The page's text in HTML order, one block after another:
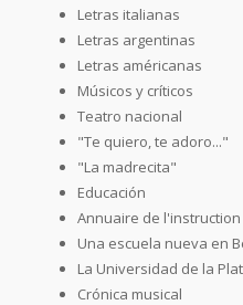
Letras italianas
Letras argentinas
Letras américanas
Músicos y críticos
Teatro nacional
"Te quiero, te adoro..."
"La madrecita"
Educación
Annuaire de
Una escuela nueva en
La Universidad de la
Crónica musical